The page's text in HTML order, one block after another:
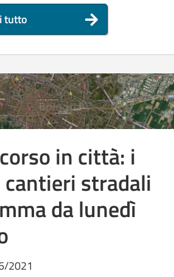
tutto
in città: i
stradali
da lunedì
2021